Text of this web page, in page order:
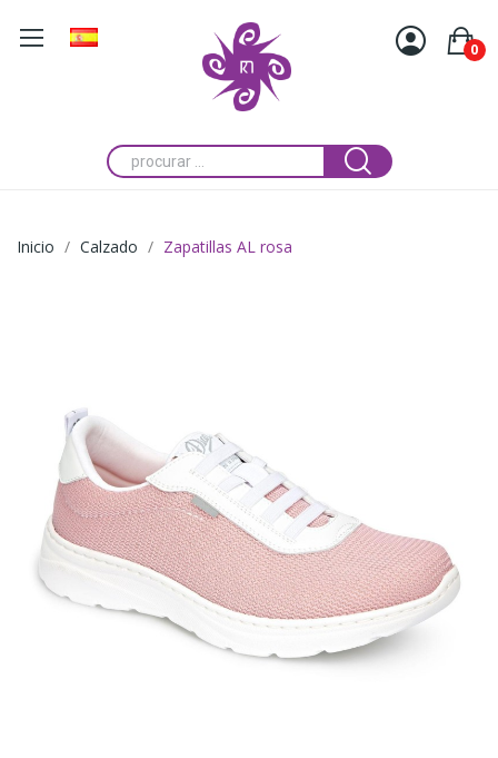
0
Inicio Calzado Zapatillas AL rosa